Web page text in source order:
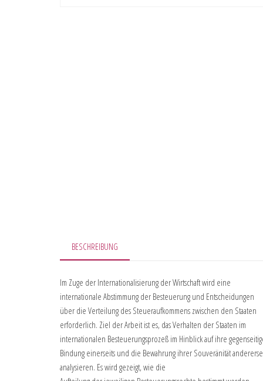
BESCHREIBUNG
Im Zuge der Internationalisierung der Wirtschaft wird eine
internationale Abstimmung der Besteuerung und Entscheidungen
über die Verteilung des Steueraufkommens zwischen den Staaten
erforderlich. Ziel der Arbeit ist es, das Verhalten der Staaten im
internationalen Besteuerungsprozeß im Hinblick auf ihre
Bindung einerseits und die Bewahrung ihrer Souveränität
analysieren. Es wird gezeigt, wie die